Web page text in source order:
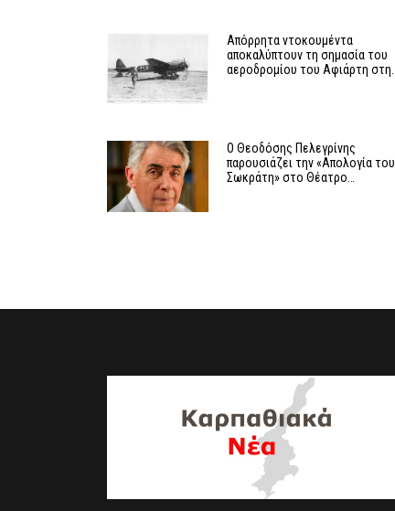
Απόρρητα ντοκουμέντα
αποκαλύπτουν τη σημασία του
αεροδρομίου του Αφιάρτη στη…
Ο Θεοδόσης Πελεγρίνης
παρουσιάζει την «Απολογία του
Σωκράτη» στο Θέατρο…